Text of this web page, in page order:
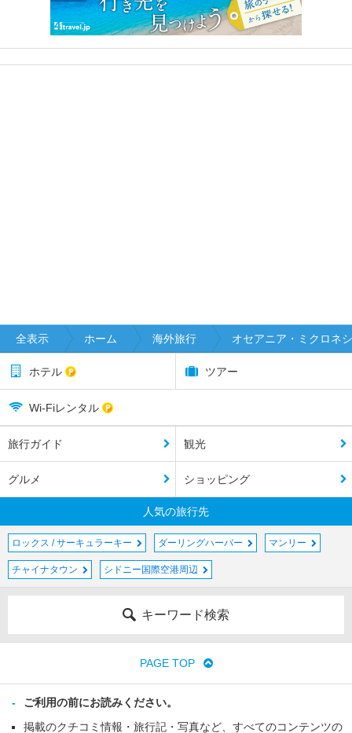
全表示 ホーム 海外旅行 オセアニア・ミクロネ
ホテル ツアー
Wi-Fiレンタル
旅行ガイド 観光
グルメ ショッピング
人気の旅行先
ロックス / サーキュラーキー ダーリングハーバー マンリー
チャイナタウン シドニー国際空港周辺
キーワード検索
PAGE TOP
ご利用の前にお読みください。
掲載のクチコミ情報・旅行記・写真など、すべてのコンテンツの